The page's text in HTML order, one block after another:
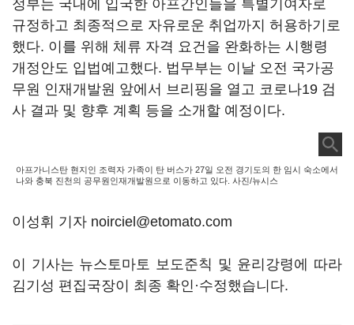
정부는 국내에 입국한 아프간인들을 특별기여자로
규정하고 최종적으로 자유로운 취업까지 허용하기로
했다. 이를 위해 체류 자격 요건을 완화하는 시행령
개정안도 입법예고했다. 법무부는 이날 오전 국가공
무원 인재개발원 앞에서 브리핑을 열고 코로나19 검
사 결과 및 향후 계획 등을 소개할 예정이다.
아프가니스탄 현지인 조력자 가족이 탄 버스가 27일 오전 경기도의 한 임시 숙소에서
나와 충북 진천의 공무원인재개발원으로 이동하고 있다. 사진/뉴시스
이성휘 기자 noirciel@etomato.com
이 기사는 뉴스토마토 보도준칙 및 윤리강령에 따라
김기성 편집국장이 최종 확인·수정했습니다.